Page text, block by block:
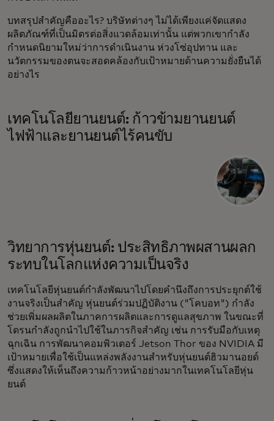
บทสรุปสำคัญคืออะไร? บริษัทต่างๆ ไม่ได้เพียงแค่จัดแสดง
ผลิตภัณฑ์ที่เป็นมิตรต่อสิ่งแวดล้อมเท่านั้น แต่พวกเขากำลัง
กำหนดนิยามใหม่ว่าการดำเนินงาน ห่วงโซ่อุปทาน และ
นวัตกรรมของตนจะสอดคล้องกับเป้าหมายด้านความยั่งยืนได้
อย่างไร
เทคโนโลยียานยนต์: ก้าวข้ามยานยนต์
ไฟฟ้าและยานยนต์ไร้คนขับ
วิทยาการหุ่นยนต์: ประสิทธิภาพผสานผลก
ระทบในโลกแห่งความเป็นจริง
เทคโนโลยีหุ่นยนต์กำลังพัฒนาไปโดยคำนึงถึงการประยุกต์ใช้
งานจริงเป็นสำคัญ หุ่นยนต์ร่วมปฏิบัติงาน ("โคบอท") กำลัง
ช่วยเพิ่มผลผลิตในภาคการผลิตและการดูแลสุขภาพ ในขณะที่
โดรนกำลังถูกนำไปใช้ในภารกิจสำคัญ เช่น การรับมือกับเหตุ
ฉุกเฉิน การพัฒนาคอมพิวเตอร์ Jetson Thor ของ NVIDIA มี
เป้าหมายเพื่อใช้เป็นแหล่งพลังงานสำหรับหุ่นยนต์ฮิวมานอยด์
ซึ่งแสดงให้เห็นถึงความก้าวหน้าอย่างมากในเทคโนโลยีหุ่น
ยนต์